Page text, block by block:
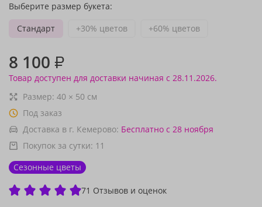
Выберите размер букета:
Стандарт
+30% цветов +60% цветов
8 100 ₽
Товар доступен для доставки начиная с 28.11.2026.
Размер: 40 × 50 см
Под заказ
Доставка в г. Кемерово: Бесплатно с 28 ноября
Покупок за сутки: 11
Сезонные цветы
71 Отзывов и оценок